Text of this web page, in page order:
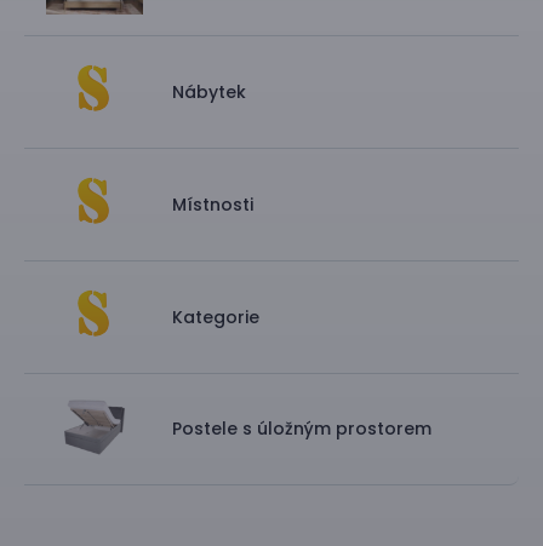
Nábytek
Místnosti
Kategorie
Postele s úložným prostorem